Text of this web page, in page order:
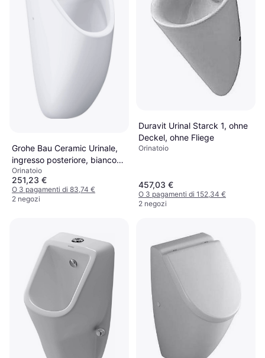
Grohe Bau Ceramic Urinale,
ingresso posteriore, bianco
alpino 39438000
Orinatoio
251,23 €
O 3 pagamenti di 83,74 €
2 negozi
Duravit Urinal Starck 1, ohne
Deckel, ohne Fliege
Orinatoio
457,03 €
O 3 pagamenti di 152,34 €
2 negozi